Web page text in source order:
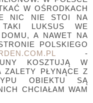
W OŚRODKACH
NIC NIE STOI NA
LUKSUS WE
A NAWET NA
POLSKIEGO
-
KOSZTUJĄ W
PŁYNĄCE Z
OBIEKTU SĄ
CHCIAŁAM WAM